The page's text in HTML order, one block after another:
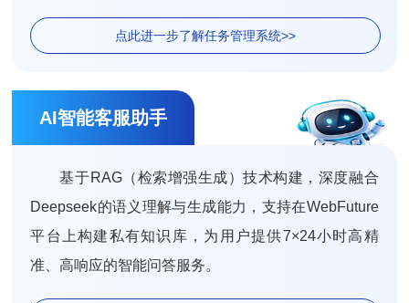
点此进一步了解任务管理系统>>
AI智能客服助手
基于RAG（检索增强生成）技术构建，深度融合
Deepseek的语义理解与生成能力，支持在WebFuture
平台上构建私有知识库，为用户提供7×24小时高精
准、高响应的智能问答服务。